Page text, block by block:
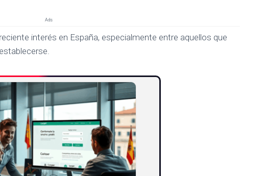
Ads
interés en España, especialmente entre aquellos que